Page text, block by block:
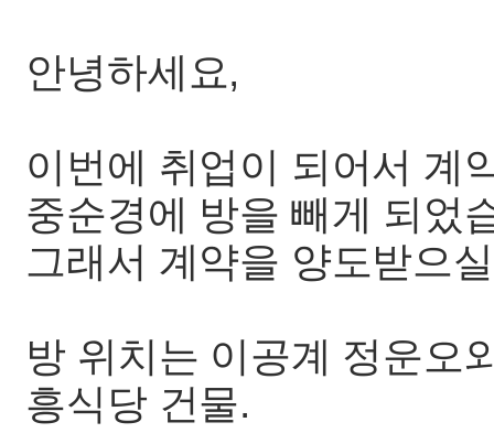
안녕하세요,
이번에 취업이 되어서 계
중순경에 방을 빼게 되었
그래서 계약을 양도받으
방 위치는 이공계 정운오
흥식당 건물.